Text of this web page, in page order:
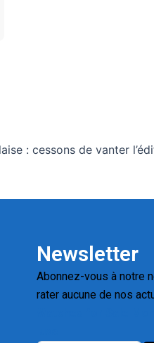
Newsletter
Abonnez-vous à notre
rater aucune de nos